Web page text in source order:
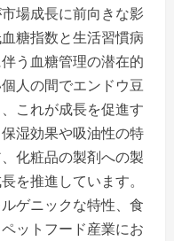
場成長に前向きな影
糖指数と生活習慣病
う血糖管理の潜在的
人の間でエンドウ豆
これが成長を促進す
湿効果や吸油性の特
化粧品の製剤への製
を推進しています。
ゲニックな特性、食
ットフード産業にお